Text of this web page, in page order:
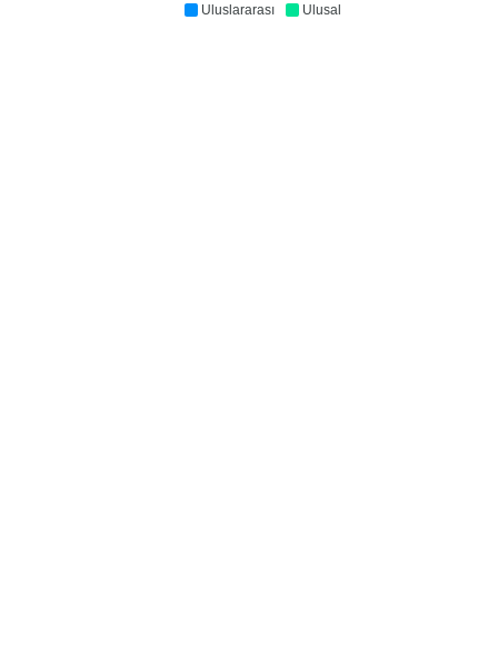
Uluslararası Ulusal